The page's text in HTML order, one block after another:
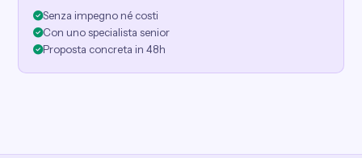
Senza impegno né costi
Con uno specialista senior
Proposta concreta in 48h